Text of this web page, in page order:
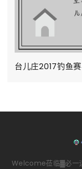
台儿庄2017钓鱼
Welcome莅临▓必一